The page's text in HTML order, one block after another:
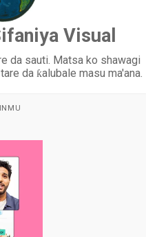
Visual
da sauti. Matsa ko shawagi
da ƙalubale masu ma'ana.